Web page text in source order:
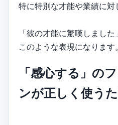
特に特別な才能や業績に対
「彼の才能に驚嘆しました」
このような表現になります。
「感心する」の
ンが正しく使う